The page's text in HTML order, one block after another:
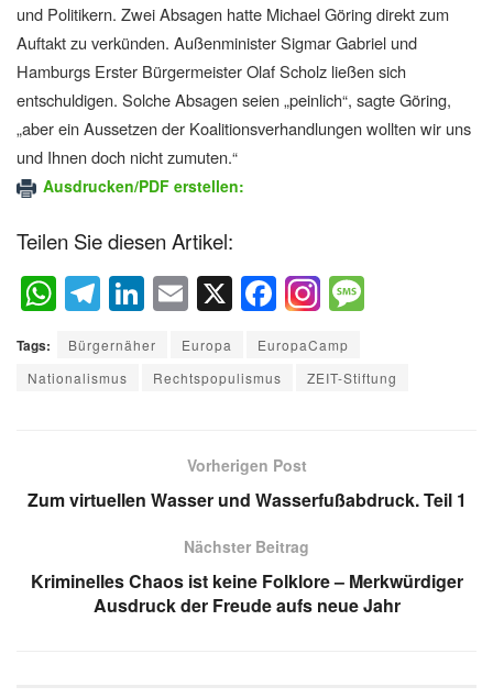
und Politikern. Zwei Absagen hatte Michael Göring direkt zum
Auftakt zu verkünden. Außenminister Sigmar Gabriel und
Hamburgs Erster Bürgermeister Olaf Scholz ließen sich
entschuldigen. Solche Absagen seien „peinlich“, sagte Göring,
„aber ein Aussetzen der Koalitionsverhandlungen wollten wir uns
und Ihnen doch nicht zumuten.“
Ausdrucken/PDF erstellen:
Teilen Sie diesen Artikel:
W
h
at
s
p
T
el
e
gr
Li
n
k
e
E
m
ail
X F
a
c
e
o
o
k
ss
a
Tags: Bürgernäher Europa
EuropaCamp
Nationalismus
Rechtspopulismus ZEIT-Stiftung
Vorherigen Post
Zum virtuellen Wasser und Wasserfußabdruck. Teil 1
Nächster Beitrag
Kriminelles Chaos ist keine Folklore – Merkwürdiger
Ausdruck der Freude aufs neue Jahr